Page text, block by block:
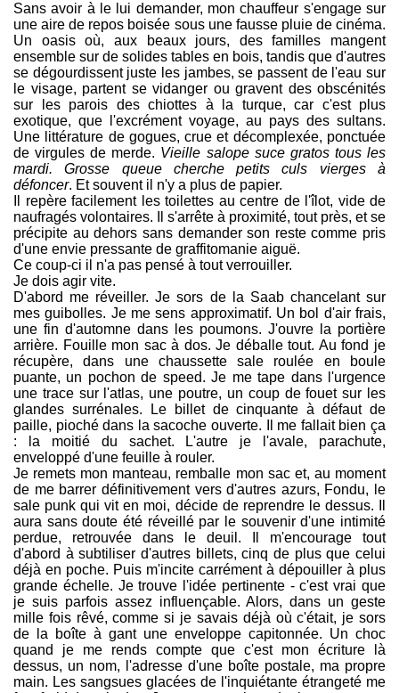
Sans avoir à le lui demander, mon chauffeur s'engage sur
une aire de repos boisée sous une fausse pluie de cinéma.
Un oasis où, aux beaux jours, des familles mangent
ensemble sur de solides tables en bois, tandis que d'autres
se dégourdissent juste les jambes, se passent de l'eau sur
le visage, partent se vidanger ou gravent des obscénités
sur les parois des chiottes à la turque, car c'est plus
exotique, que l'excrément voyage, au pays des sultans.
Une littérature de gogues, crue et décomplexée, ponctuée
de virgules de merde. Vieille salope suce gratos tous les
mardi. Grosse queue cherche petits culs vierges à
défoncer. Et souvent il n'y a plus de papier.
Il repère facilement les toilettes au centre de l'îlot, vide de
naufragés volontaires. Il s'arrête à proximité, tout près, et se
précipite au dehors sans demander son reste comme pris
d'une envie pressante de graffitomanie aiguë.
Ce coup-ci il n'a pas pensé à tout verrouiller.
Je dois agir vite.
D'abord me réveiller. Je sors de la Saab chancelant sur
mes guibolles. Je me sens approximatif. Un bol d'air frais,
une fin d'automne dans les poumons. J'ouvre la portière
arrière. Fouille mon sac à dos. Je déballe tout. Au fond je
récupère, dans une chaussette sale roulée en boule
puante, un pochon de speed. Je me tape dans l'urgence
une trace sur l'atlas, une poutre, un coup de fouet sur les
glandes surrénales. Le billet de cinquante à défaut de
paille, pioché dans la sacoche ouverte. Il me fallait bien ça
: la moitié du sachet. L'autre je l'avale, parachute,
enveloppé d'une feuille à rouler.
Je remets mon manteau, remballe mon sac et, au moment
de me barrer définitivement vers d'autres azurs, Fondu, le
sale punk qui vit en moi, décide de reprendre le dessus. Il
aura sans doute été réveillé par le souvenir d'une intimité
perdue, retrouvée dans le deuil. Il m'encourage tout
d'abord à subtiliser d'autres billets, cinq de plus que celui
déjà en poche. Puis m'incite carrément à dépouiller à plus
grande échelle. Je trouve l'idée pertinente - c'est vrai que
je suis parfois assez influençable. Alors, dans un geste
mille fois rêvé, comme si je savais déjà où c'était, je sors
de la boîte à gant une enveloppe capitonnée. Un choc
quand je me rends compte que c'est mon écriture là
dessus, un nom, l'adresse d'une boîte postale, ma propre
main. Les sangsues glacées de l'inquiétante étrangeté me